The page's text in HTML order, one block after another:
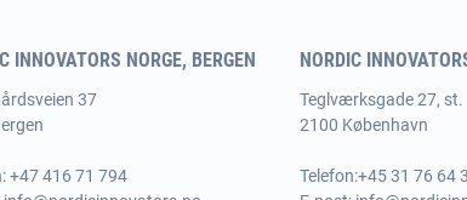
INNOVATORS NORGE, BERGEN
37
+47 416 71 794
NORDIC
Teglværksgade 27, st.
2100 København
Telefon:+45 31 76 64